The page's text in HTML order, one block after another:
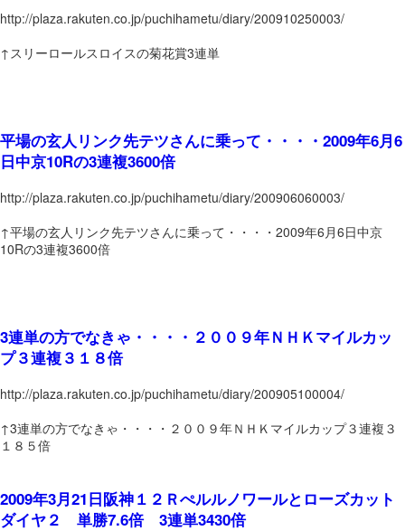
http://plaza.rakuten.co.jp/puchihametu/diary/200910250003/
↑スリーロールスロイスの菊花賞3連単
平場の玄人リンク先テツさんに乗って・・・・2009年6月6
日中京10Rの3連複3600倍
http://plaza.rakuten.co.jp/puchihametu/diary/200906060003/
↑平場の玄人リンク先テツさんに乗って・・・・2009年6月6日中京
10Rの3連複3600倍
3連単の方でなきゃ・・・・２００９年ＮＨＫマイルカッ
プ３連複３１８倍
http://plaza.rakuten.co.jp/puchihametu/diary/200905100004/
↑3連単の方でなきゃ・・・・２００９年ＮＨＫマイルカップ３連複３
１８５倍
2009年3月21日阪神１２Ｒぺルルノワールとローズカット
ダイヤ２ 単勝7.6倍 3連単3430倍